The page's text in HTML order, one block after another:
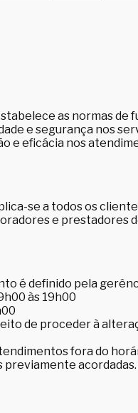
as normas de
e segurança nos
e eficácia nos
se a todos os
e prestadores
é definido pela
às 19h00
de proceder à
fora do
previamente acordadas.